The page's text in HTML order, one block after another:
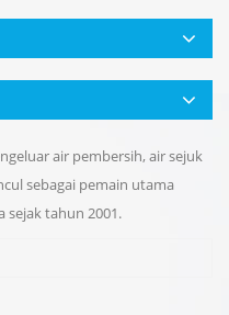
air pembersih, air sejuk
sebagai pemain utama
sejak tahun 2001.